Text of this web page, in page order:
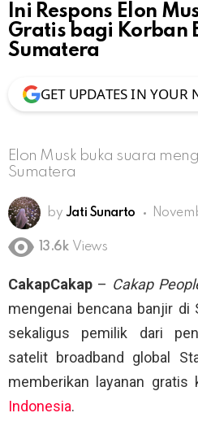
Ini Respons Elon
Gratis bagi Korban
Sumatera
GET UPDATES IN YOUR
Elon Musk buka suara
Sumatera
by Jati Sunarto
13.6k Views
CakapCakap – Cakap
mengenai bencana banjir di
sekaligus pemilik dari
satelit broadband global
memberikan layanan gratis
Indonesia.